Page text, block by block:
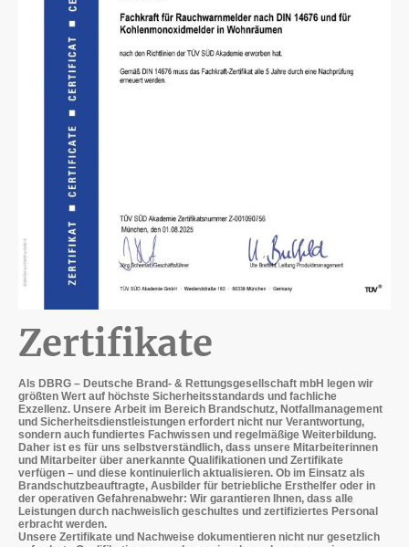
Zertifikate
Als DBRG – Deutsche Brand- & Rettungsgesellschaft mbH legen wir
größten Wert auf höchste Sicherheitsstandards und fachliche
Exzellenz. Unsere Arbeit im Bereich Brandschutz, Notfallmanagement
und Sicherheitsdienstleistungen erfordert nicht nur Verantwortung,
sondern auch fundiertes Fachwissen und regelmäßige Weiterbildung.
Daher ist es für uns selbstverständlich, dass unsere Mitarbeiterinnen
und Mitarbeiter über anerkannte Qualifikationen und Zertifikate
verfügen – und diese kontinuierlich aktualisieren. Ob im Einsatz als
Brandschutzbeauftragte, Ausbilder für betriebliche Ersthelfer oder in
der operativen Gefahrenabwehr: Wir garantieren Ihnen, dass alle
Leistungen durch nachweislich geschultes und zertifiziertes Personal
erbracht werden.
Unsere Zertifikate und Nachweise dokumentieren nicht nur gesetzlich